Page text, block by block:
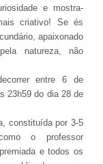
e mostra-
criativo! Se és
apaixonado
natureza, não
entre 6 de
23h59 do dia 28 de
constituída por 3-5
o professor
e todos os